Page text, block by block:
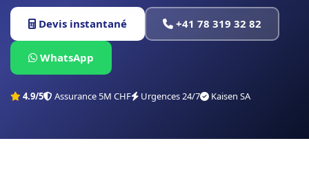
Devis instantané +41 78 319 32 82
WhatsApp
4.9/5 Assurance 5M CHF Urgences 24/7 Kaisen SA